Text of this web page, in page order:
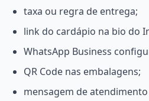
taxa ou regra de entrega;
link do cardápio na bio do
WhatsApp Business
QR Code nas embalagens;
mensagem de